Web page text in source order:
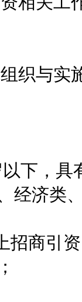
与实
，具
经济类
商引资